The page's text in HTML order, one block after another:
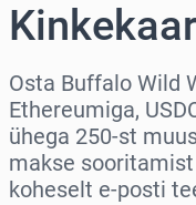
Osta Buffalo Wild
Ethereumiga,
ühega 250-st
makse
koheselt e-posti